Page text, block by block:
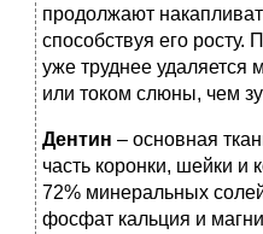
продолжают
способствуя его
уже труднее удаляется
или током слюны, чем
Дентин – основная
часть коронки, шейки и
72% минеральных
фосфат кальция и